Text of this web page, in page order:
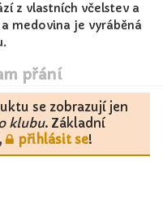
z vlastních včelstev a
medovina je vyráběná
přání
se zobrazují jen
klubu. Základní
přihlásit se!